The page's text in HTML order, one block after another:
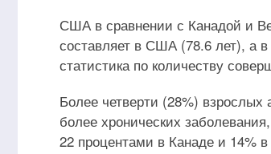
США в сравнении с Канадой и
составляет в США (78.6 лет), а
статистика по количеству
Более четверти (28%)
более хронических
22 процентами в Канаде и 14%